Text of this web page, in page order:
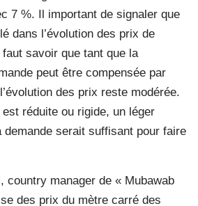
7 %. Il important de signaler que
dans l’évolution des prix de
faut savoir que tant que la
peut être compensée par
des prix reste modérée.
réduite ou rigide, un léger
serait suffisant pour faire
country manager de « Mubawab
des prix du mètre carré des